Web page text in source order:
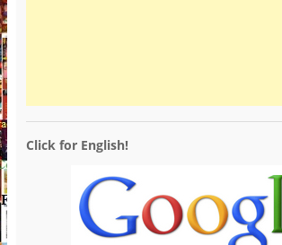
Click for English!